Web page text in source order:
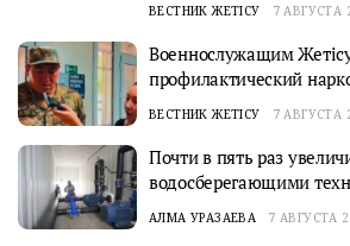
ВЕСТНИК ЖЕТІСУ 7 АВГУСТА
Военнослужащим
профилактический
ВЕСТНИК ЖЕТІСУ 7 АВГУСТА
Почти в пять раз
водосберегающими
АЛМА УРАЗАЕВА 7 АВГУСТА